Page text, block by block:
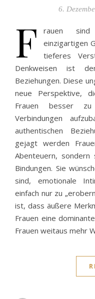
6.
F
rauen sind
einzigartigen
tieferes
Denkweisen ist
Beziehungen. Diese
neue Perspektive,
Frauen besser zu
Verbindungen
authentischen
gejagt werden
Abenteuern, sondern
Bindungen. Sie
sind, emotionale
einfach nur zu
ist, dass äußere
Frauen eine
Frauen weitaus mehr